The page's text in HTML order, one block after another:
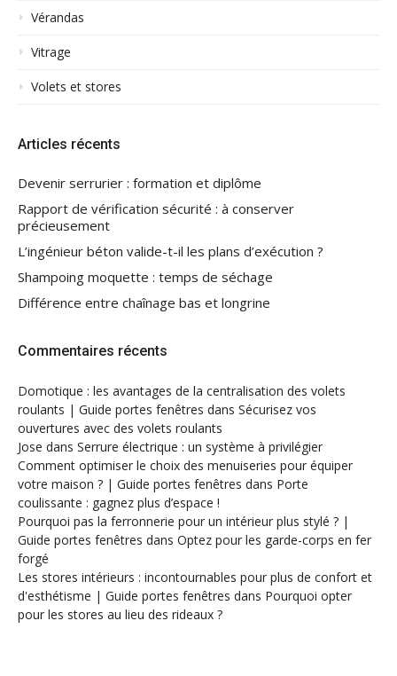
Vérandas
Vitrage
Volets et stores
Articles récents
Devenir serrurier : formation et diplôme
Rapport de vérification sécurité : à conserver
précieusement
L’ingénieur béton valide-t-il les plans d’exécution ?
Shampoing moquette : temps de séchage
Différence entre chaînage bas et longrine
Commentaires récents
Domotique : les avantages de la centralisation des volets
roulants | Guide portes fenêtres dans Sécurisez vos
ouvertures avec des volets roulants
Jose dans Serrure électrique : un système à privilégier
Comment optimiser le choix des menuiseries pour équiper
votre maison ? | Guide portes fenêtres dans Porte
coulissante : gagnez plus d’espace !
Pourquoi pas la ferronnerie pour un intérieur plus stylé ? |
Guide portes fenêtres dans Optez pour les garde-corps en fer
forgé
Les stores intérieurs : incontournables pour plus de confort et
d'esthétisme | Guide portes fenêtres dans Pourquoi opter
pour les stores au lieu des rideaux ?